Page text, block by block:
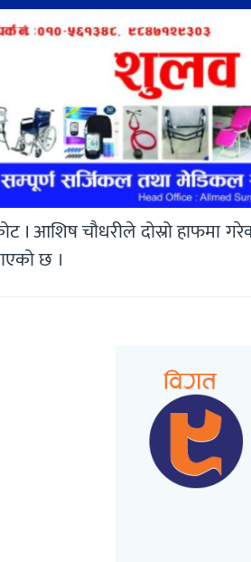
। आशिष चौधरीले दोस्रो हाफमा
छ ।